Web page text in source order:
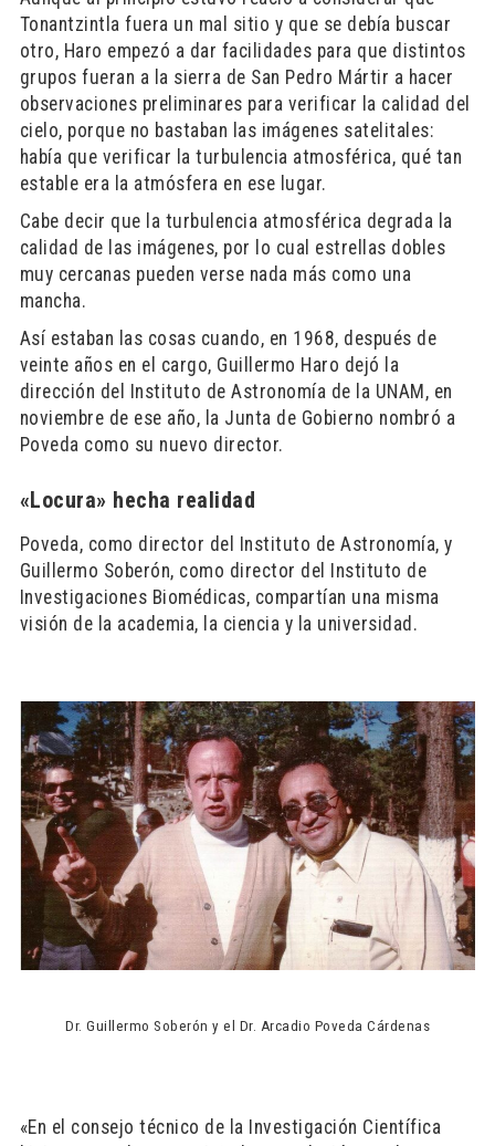
Tonantzintla fuera un mal sitio y que se debía buscar
otro, Haro empezó a dar facilidades para que distintos
grupos fueran a la sierra de San Pedro Mártir a hacer
observaciones preliminares para verificar la calidad del
cielo, porque no bastaban las imágenes satelitales:
había que verificar la turbulencia atmosférica, qué tan
estable era la atmósfera en ese lugar.
Cabe decir que la turbulencia atmosférica degrada la
calidad de las imágenes, por lo cual estrellas dobles
muy cercanas pueden verse nada más como una
mancha.
Así estaban las cosas cuando, en 1968, después de
veinte años en el cargo, Guillermo Haro dejó la
dirección del Instituto de Astronomía de la UNAM, en
noviembre de ese año, la Junta de Gobierno nombró a
Poveda como su nuevo director.
«Locura» hecha realidad
Poveda, como director del Instituto de Astronomía, y
Guillermo Soberón, como director del Instituto de
Investigaciones Biomédicas, compartían una misma
visión de la academia, la ciencia y la universidad.
Dr. Guillermo Soberón y el Dr. Arcadio Poveda Cárdenas
«En el consejo técnico de la Investigación Científica